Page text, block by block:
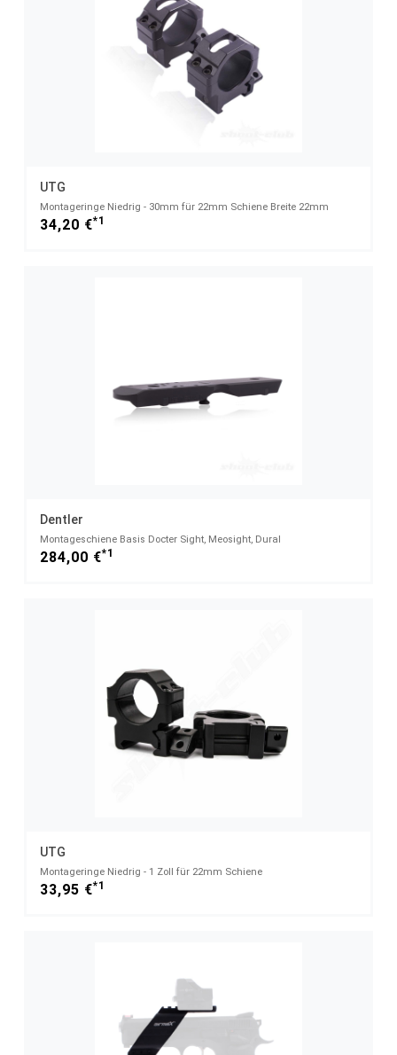
UTG
Montageringe Niedrig - 30mm für 22mm Schiene Breite 22mm
34,20 €*1
Dentler
Montageschiene Basis Docter Sight, Meosight, Dural
284,00 €*1
UTG
Montageringe Niedrig - 1 Zoll für 22mm Schiene
33,95 €*1